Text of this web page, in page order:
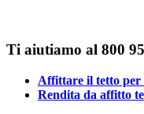
Ti aiutiamo al 800
Affittare il tetto per
Rendita da affitto